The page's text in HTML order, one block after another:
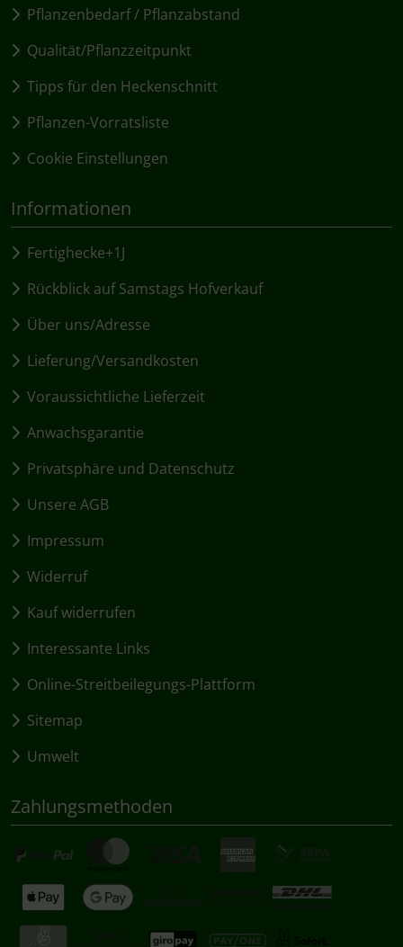
Pflanzenbedarf / Pflanzabstand
Qualität/Pflanzzeitpunkt
Tipps für den Heckenschnitt
Pflanzen-Vorratsliste
Cookie Einstellungen
Informationen
Fertighecke+1J
Rückblick auf Samstags Hofverkauf
Über uns/Adresse
Lieferung/Versandkosten
Voraussichtliche Lieferzeit
Anwachsgarantie
Privatsphäre und Datenschutz
Unsere AGB
Impressum
Widerruf
Kauf widerrufen
Interessante Links
Online-Streitbeilegungs-Plattform
Sitemap
Umwelt
Zahlungsmethoden